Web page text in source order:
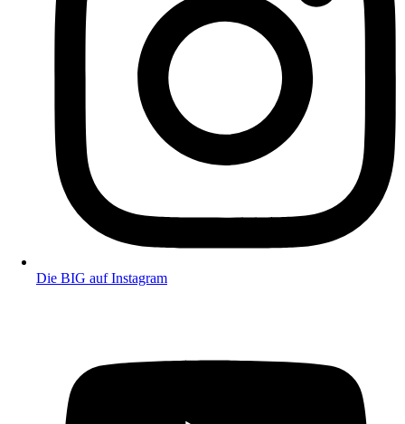
Die BIG auf Instagram